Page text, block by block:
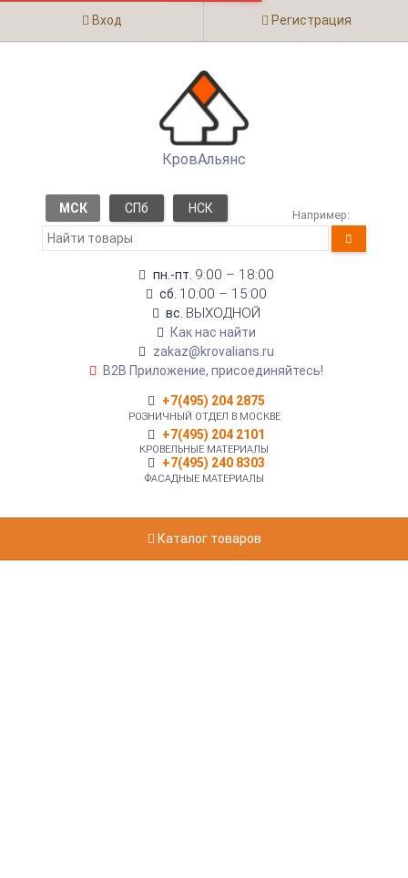
Вход Регистрация
КровАльянс
МСК СПб НСК Например:
пн.-пт. 9:00 – 18:00
сб. 10:00 – 15:00
вс. ВЫХОДНОЙ
Как нас найти
zakaz@krovalians.ru
B2B Приложение, присоединяйтесь!
+7(495) 204 2875
РОЗНИЧНЫЙ ОТДЕЛ В МОСКВЕ
+7(495) 204 2101
КРОВЕЛЬНЫЕ МАТЕРИАЛЫ
+7(495) 240 8303
ФАСАДНЫЕ МАТЕРИАЛЫ
Каталог товаров